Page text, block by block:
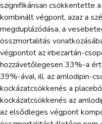
szignifikánsan csökkentette
kombinált végpont, azaz a
megduplázódása, a
összmortalitás
végpontot az irbezartán-
hozzávetőlegesen 33%-a
39%-ával, ill. az amlodipin-
kockázatcsökkenés a
kockázatcsökkenés az
az elsődleges végpont